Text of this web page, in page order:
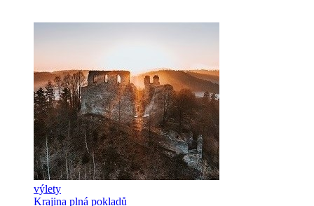
výlety
Krajina plná pokladů